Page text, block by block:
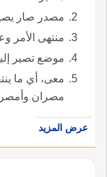
مصدر صار
منتهى الأمر
موضع تصير
معى، أي ما
مصران
عرض المزيد